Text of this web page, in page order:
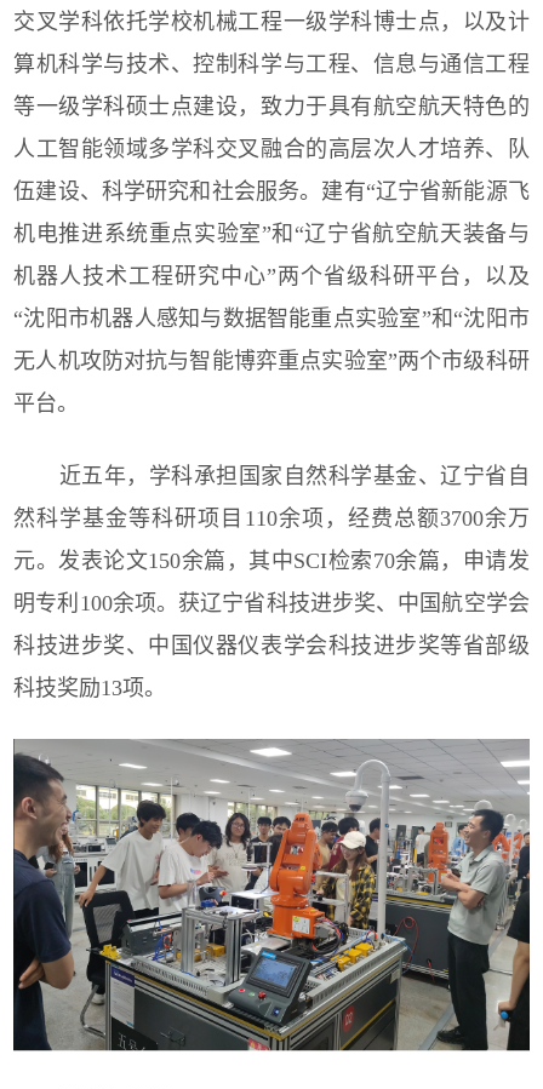
交叉学科依托学校机械工程一级学科博士点，以及计
算机科学与技术、控制科学与工程、信息与通信工程
等一级学科硕士点建设，致力于具有航空航天特色的
人工智能领域多学科交叉融合的高层次人才培养、队
伍建设、科学研究和社会服务。建有“辽宁省新能源飞
机电推进系统重点实验室”和“辽宁省航空航天装备与
机器人技术工程研究中心”两个省级科研平台，以及
“沈阳市机器人感知与数据智能重点实验室”和“沈阳市
无人机攻防对抗与智能博弈重点实验室”两个市级科研
平台。
近五年，学科承担国家自然科学基金、辽宁省自
然科学基金等科研项目110余项，经费总额3700余万
元。发表论文150余篇，其中SCI检索70余篇，申请发
明专利100余项。获辽宁省科技进步奖、中国航空学会
科技进步奖、中国仪器仪表学会科技进步奖等省部级
科技奖励13项。